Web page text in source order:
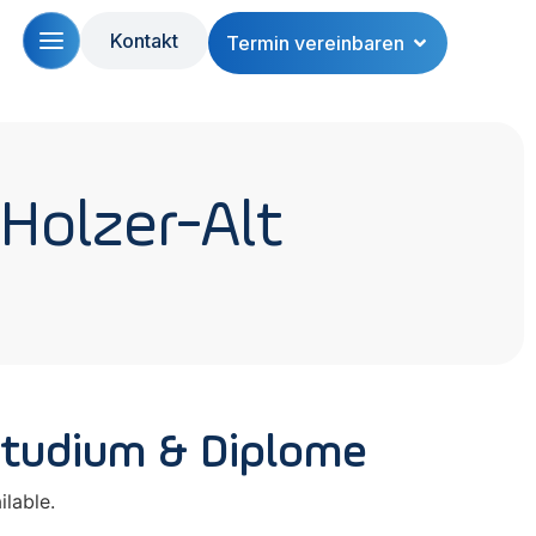
Kontakt Termin vereinbaren
Alt
& Diplome